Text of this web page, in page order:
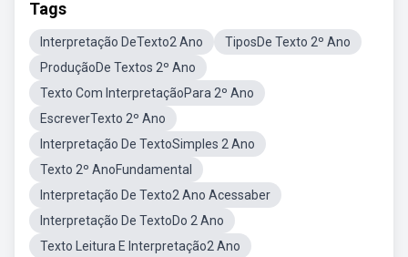
Tags
Interpretação DeTexto2 Ano
TiposDe Texto 2º Ano
ProduçãoDe Textos 2º Ano
Texto Com InterpretaçãoPara 2º Ano
EscreverTexto 2º Ano
Interpretação De TextoSimples 2 Ano
Texto 2º AnoFundamental
Interpretação De Texto2 Ano Acessaber
Interpretação De TextoDo 2 Ano
Texto Leitura E Interpretação2 Ano